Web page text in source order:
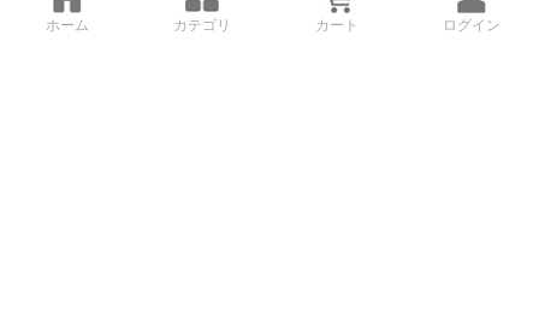
ホーム カテゴリ カート ログイン